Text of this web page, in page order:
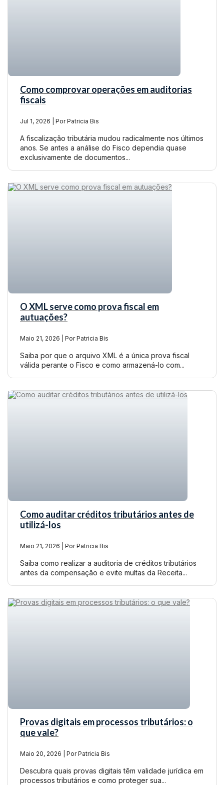
Como comprovar operações em auditorias
fiscais
Jul 1, 2026 | Por Patricia Bis
A fiscalização tributária mudou radicalmente nos últimos
anos. Se antes a análise do Fisco dependia quase
exclusivamente de documentos...
O XML serve como prova fiscal em
autuações?
Maio 21, 2026 | Por Patricia Bis
Saiba por que o arquivo XML é a única prova fiscal
válida perante o Fisco e como armazená-lo com...
Como auditar créditos tributários antes de
utilizá-los
Maio 21, 2026 | Por Patricia Bis
Saiba como realizar a auditoria de créditos tributários
antes da compensação e evite multas da Receita...
Provas digitais em processos tributários: o
que vale?
Maio 20, 2026 | Por Patricia Bis
Descubra quais provas digitais têm validade jurídica em
processos tributários e como proteger sua...